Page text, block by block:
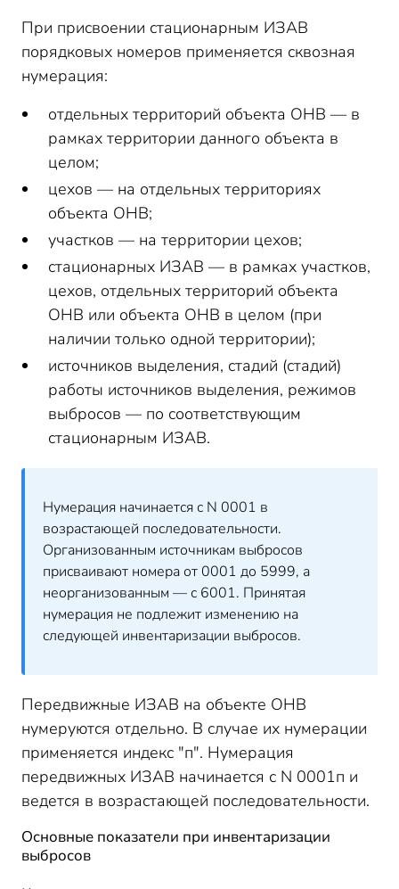
При присвоении стационарным ИЗАВ
порядковых номеров применяется сквозная
нумерация:
отдельных территорий объекта ОНВ — в
рамках территории данного объекта в
целом;
цехов — на отдельных территориях
объекта ОНВ;
участков — на территории цехов;
стационарных ИЗАВ — в рамках участков,
цехов, отдельных территорий объекта
ОНВ или объекта ОНВ в целом (при
наличии только одной территории);
источников выделения, стадий (стадий)
работы источников выделения, режимов
выбросов — по соответствующим
стационарным ИЗАВ.
Нумерация начинается с N 0001 в
возрастающей последовательности.
Организованным источникам выбросов
присваивают номера от 0001 до 5999, а
неорганизованным — с 6001. Принятая
нумерация не подлежит изменению на
следующей инвентаризации выбросов.
Передвижные ИЗАВ на объекте ОНВ
нумеруются отдельно. В случае их нумерации
применяется индекс "п". Нумерация
передвижных ИЗАВ начинается с N 0001п и
ведется в возрастающей последовательности.
Основные показатели при инвентаризации
выбросов